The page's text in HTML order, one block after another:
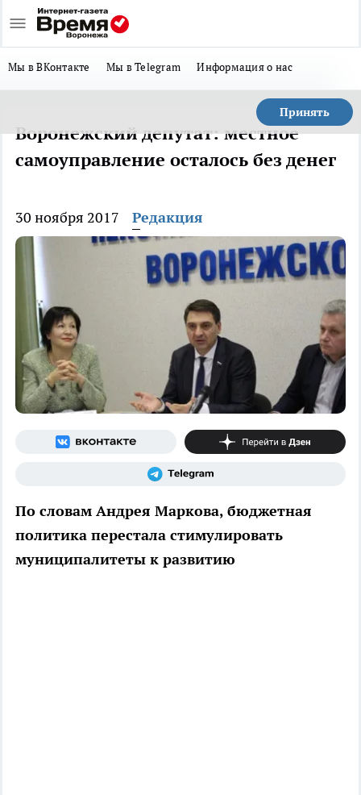
Мы в ВКонтакте Мы в Telegram Информация о нас
Принять
Воронежский депутат: местное
самоуправление осталось без денег
30 ноября 2017 Редакция
По словам Андрея Маркова, бюджетная
политика перестала стимулировать
муниципалитеты к развитию